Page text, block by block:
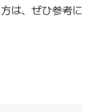
は、ぜひ参考に